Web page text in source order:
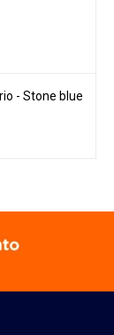
- Stone blue